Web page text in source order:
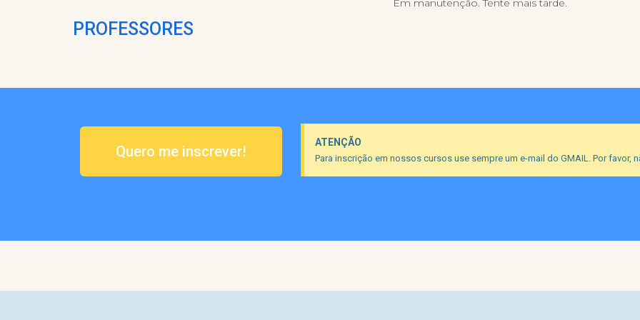
PROFESSORES
Em manutenção. Tente mais tarde.
Quero me inscrever!
ATENÇÃO
Para inscrição em nossos cursos use sempre um e-mail do GMAIL. Por favor,